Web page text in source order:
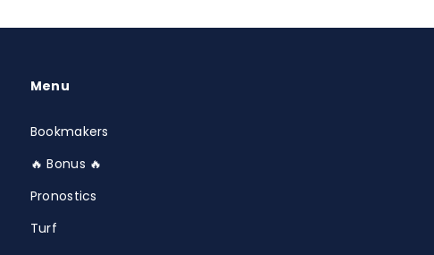
Menu
Bookmakers
🔥 Bonus 🔥
Pronostics
Turf